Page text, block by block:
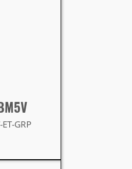
GRP